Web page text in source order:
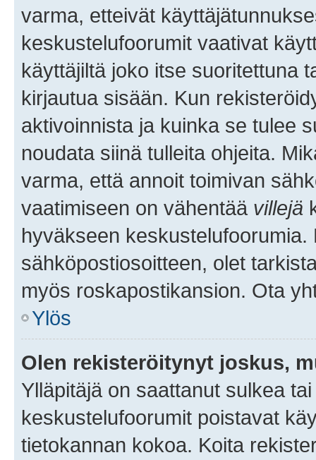
varma, etteivät
keskustelufoorumit vaativat
käyttäjiltä joko itse suoritettuna
kirjautua sisään. Kun
aktivoinnista ja kuinka se tulee
noudata siinä tulleita ohjeita.
varma, että annoit toimivan
vaatimiseen on vähentää villejä
hyväkseen
sähköpostiosoitteen, olet
myös roskapostikansion. Ota
Ylös
Olen rekisteröitynyt joskus,
Ylläpitäjä on saattanut sulkea
keskustelufoorumit poistavat
tietokannan kokoa. Koita